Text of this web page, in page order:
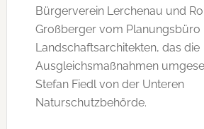
Bürgerverein Lerchenau und
Großberger vom Planungsbüro
Landschaftsarchitekten, das die
Ausgleichsmaßnahmen
Stefan Fiedl von der Unteren
Naturschutzbehörde.